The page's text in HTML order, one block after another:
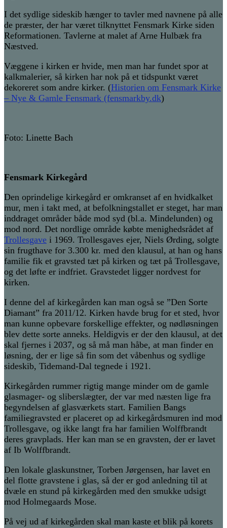
I det sydlige sideskib hænger to tavler med navnene på alle
de præster, der har været tilknyttet Fensmark Kirke siden
Reformationen. Tavlerne at malet af Arne Hulbæk fra
Næstved.
Væggene i kirken er hvide, men man har fundet spor at
kalkmalerier, så kirken har nok på et tidspunkt været
dekoreret som andre kirker. (Historien om Fensmark Kirke
– Nye & Gamle Fensmark (fensmarkby.dk)
Foto: Linette Bach
Fensmark Kirkegård
Den oprindelige kirkegård er omkranset af en hvidkalket
mur, men i takt med, at befolkningstallet er steget, har man
inddraget områder både mod syd (bl.a. Mindelunden) og
mod nord. Det nordlige område købte menighedsrådet af
Trollesgave i 1969. Trollesgaves ejer, Niels Ørding, solgte
sin frugthave for 3.300 kr. med den klausul, at han og hans
familie fik et gravsted tæt på kirken og tæt på Trollesgave,
og det løfte er indfriet. Gravstedet ligger nordvest for
kirken.
I denne del af kirkegården kan man også se ”Den Sorte
Diamant” fra 2011/12. Kirken havde brug for et sted, hvor
man kunne opbevare forskellige effekter, og nødløsningen
blev dette sorte anneks. Heldigvis er der den klausul, at det
skal fjernes i 2037, og så må man håbe, at man finder en
løsning, der er lige så fin som det våbenhus og sydlige
sideskib, Tidemand-Dal tegnede i 1921.
Kirkegården rummer rigtig mange minder om de gamle
glasmager- og sliberslægter, der var med næsten lige fra
begyndelsen af glasværkets start. Familien Bangs
familiegravsted er placeret op ad kirkegårdsmuren ind mod
Trollesgave, og ikke langt fra har familien Wolffbrandt
deres gravplads. Her kan man se en gravsten, der er lavet
af Ib Wolffbrandt.
Den lokale glaskunstner, Torben Jørgensen, har lavet en
del flotte gravstene i glas, så der er god anledning til at
dvæle en stund på kirkegården med den smukke udsigt
mod Holmegaards Mose.
På vej ud af kirkegården skal man kaste et blik på korets